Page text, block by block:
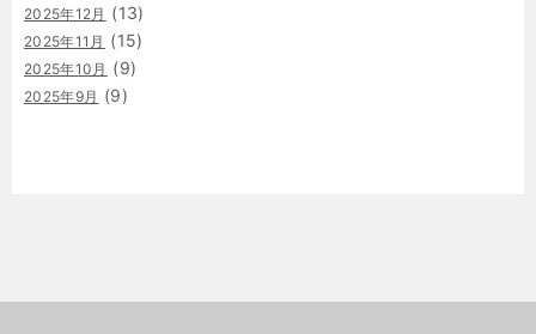
2025年12月 (13)
2025年11月 (15)
2025年10月 (9)
2025年9月 (9)